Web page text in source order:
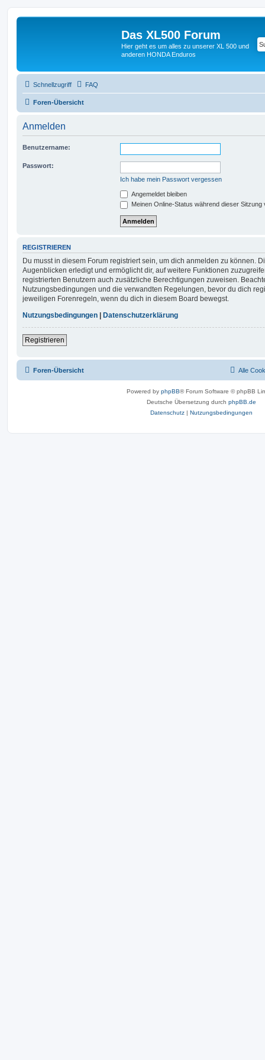
Das XL500 Forum
Hier geht es um alles zu unserer XL 500 und
anderen HONDA Enduros
Schnellzugriff FAQ
Foren-Übersicht
Anmelden
Benutzername:
Passwort:
Ich habe mein Passwort vergessen
Angemeldet bleiben
Meinen Online-Status während dieser Sitzung
REGISTRIEREN
Du musst in diesem Forum registriert sein, um dich anmelden zu können.
Augenblicken erledigt und ermöglicht dir, auf weitere Funktionen
registrierten Benutzern auch zusätzliche Berechtigungen zuweisen.
Nutzungsbedingungen und die verwandten Regelungen, bevor du dich
jeweiligen Forenregeln, wenn du dich in diesem Board bewegst.
Nutzungsbedingungen
Datenschutzerklärung
Registrieren
Foren-Übersicht Alle
Powered by phpBB® Forum Software © phpBB
Deutsche Übersetzung durch phpBB.de
Datenschutz | Nutzungsbedingungen